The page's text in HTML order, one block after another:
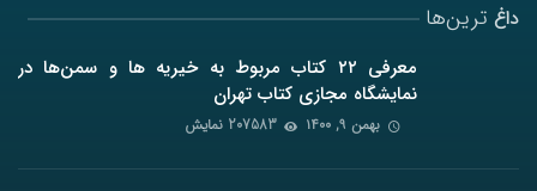
داغ ترین‌ها
معرفی ۲۲ کتاب مربوط به خیریه ها و سمن‌ها در
نمایشگاه مجازی کتاب تهران
بهمن ۹, ۱۴۰۰ 207583 نمایش